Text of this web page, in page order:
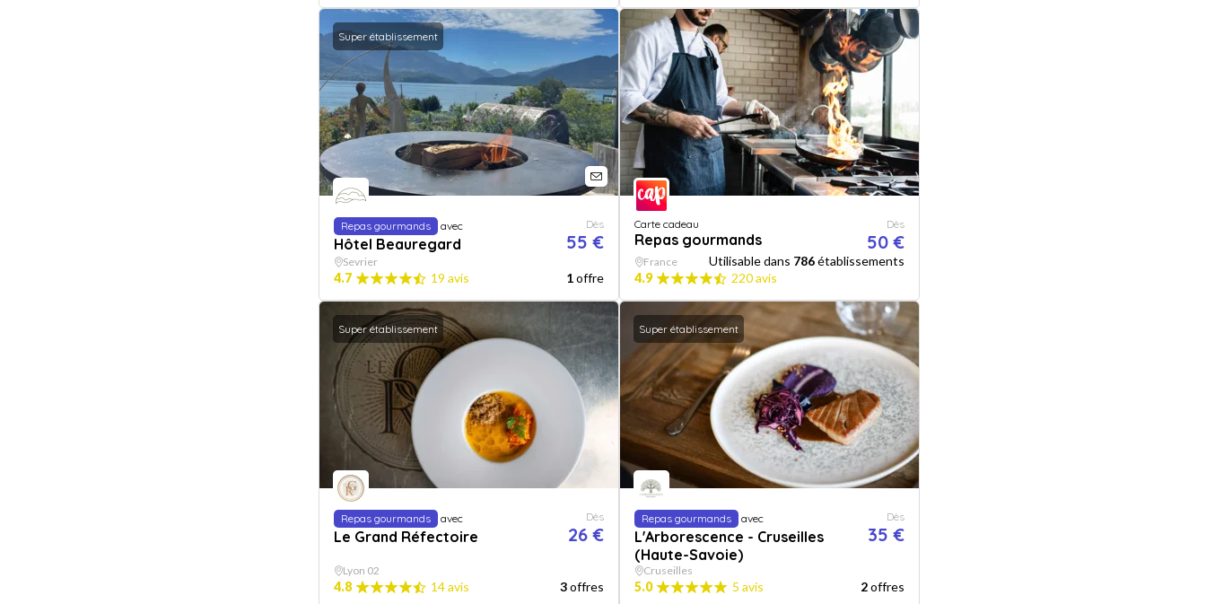
Super établissement
Repas gourmands avec
Hôtel Beauregard
Dès
55 €
Sevrier
4.7 19 avis 1offre
Carte cadeau
Repas gourmands
Dès
50 €
France Utilisable dans 786établissements
4.9
220 avis
Super établissement
Repas gourmands avec
Le Grand Réfectoire
Dès
26 €
Lyon 02
4.8 14 avis 3offres
Super établissement
Repas gourmands avec
L'Arborescence - Cruseilles
(Haute-Savoie)
Dès
35 €
Cruseilles
5.0 5 avis 2offres